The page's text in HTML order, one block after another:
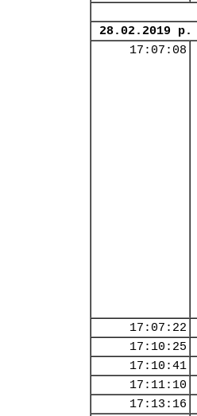
28.02.2019 р.
17:07:08
17:07:22
17:10:25
17:10:41
17:11:10
17:13:16